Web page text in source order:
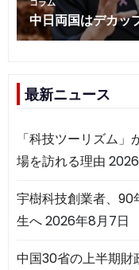
最新ニュース
「科技ツーリズム
場を訪れる理由
宇樹科技創業者、90
生へ2026年8月7日
中国30省の上半期